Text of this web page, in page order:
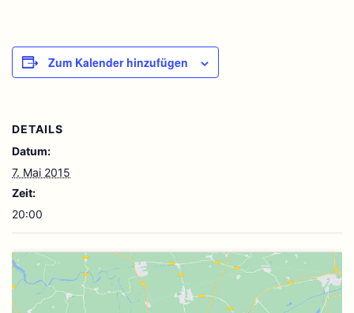
Zum Kalender hinzufügen
DETAILS
Datum:
7. Mai 2015
Zeit:
20:00